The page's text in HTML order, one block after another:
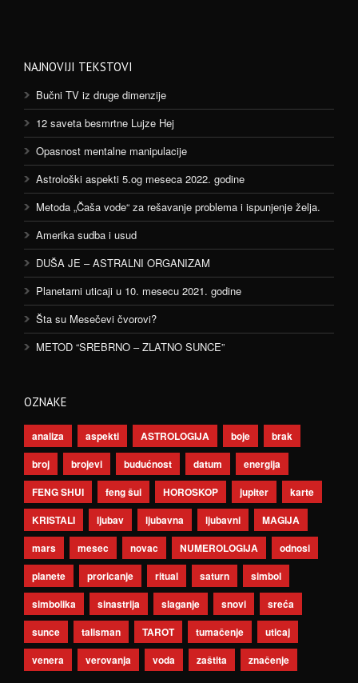
NAJNOVIJI TEKSTOVI
Bučni TV iz druge dimenzije
12 saveta besmrtne Lujze Hej
Opasnost mentalne manipulacije
Astrološki aspekti 5.og meseca 2022. godine
Metoda „Čaša vode“ za rešavanje problema i ispunjenje želja.
Amerika sudba i usud
DUŠA JE – ASTRALNI ORGANIZAM
Planetarni uticaji u 10. mesecu 2021. godine
Šta su Mesečevi čvorovi?
METOD “SREBRNO – ZLATNO SUNCE”
OZNAKE
analiza aspekti ASTROLOGIJA boje
brak
broj
brojevi budućnost datum
energija
FENG SHUI
feng šui HOROSKOP jupiter
karte
KRISTALI
ljubav ljubavna ljubavni
MAGIJA
mars
mesec novac NUMEROLOGIJA
odnosi
planete
proricanje ritual saturn
simbol
simbolika
sinastrija slaganje snovi
sreća
sunce
talisman TAROT tumačenje
uticaj
venera
verovanja voda zaštita značenje